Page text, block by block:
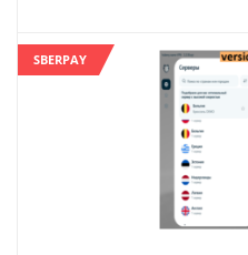
SBERPAY